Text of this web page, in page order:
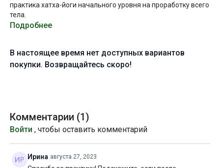
практика хатха-йоги начального уровня на проработку всего
тела.
Занятие начнется с разминки для позвоночника, а затем —
последовательность асан, построенная на базе комплекса
Уровень подготовки: начальный
Цель:проработка всего тела и гармонизация состояния
Специфика:
стато-динамическая практика общей
Подробнее
В настоящее время нет доступных вариантов
покупки. Возвращайтесь скоро!
Комментарии (1)
Войти , чтобы оставить комментарий
Ирина августа 27, 2023